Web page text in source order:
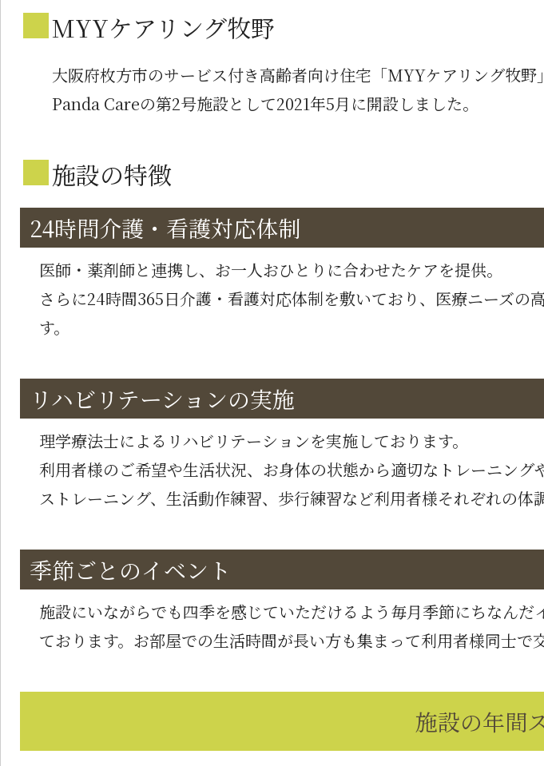
■MYYケアリング牧野
大阪府枚方市のサービス付き高齢者向け住宅「MYYケアリング牧野
Panda Careの第2号施設として2021年5月に開設しました。
■施設の特徴
24時間介護・看護対応体制
医師・薬剤師と連携し、お一人おひとりに合わせたケアを提供。
さらに24時間365日介護・看護対応体制を敷いており、医療ニーズ
す。
リハビリテーションの実施
理学療法士によるリハビリテーションを実施しております。
利用者様のご希望や生活状況、お身体の状態から適切なトレーニン
ストレーニング、生活動作練習、歩行練習など利用者様それぞれの体
季節ごとのイベント
施設にいながらでも四季を感じていただけるよう毎月季節にちなん
ております。お部屋での生活時間が長い方も集まって利用者様同士で
施設の年間